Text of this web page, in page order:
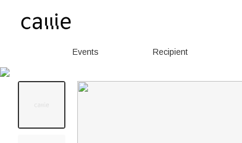
Events Recipient